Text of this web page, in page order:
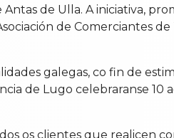
de Ulla. A iniciativa,
de Comerciantes
galegas, co fin de
de Lugo celebraranse 10
os clientes que realicen